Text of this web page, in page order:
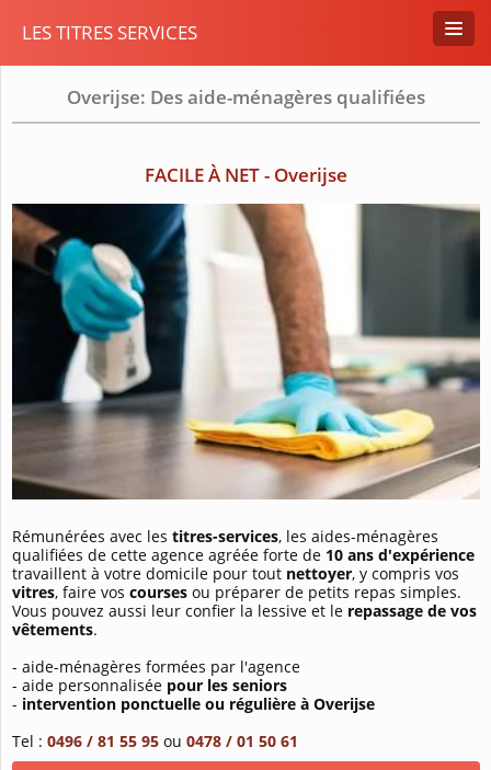
LES TITRES SERVICES
Overijse: Des aide-ménagères qualifiées
FACILE À NET - Overijse
Rémunérées avec les titres-services, les aides-ménagères
qualifiées de cette agence agréée forte de 10 ans d'expérience
travaillent à votre domicile pour tout nettoyer, y compris vos
vitres, faire vos courses ou préparer de petits repas simples.
Vous pouvez aussi leur confier la lessive et le repassage de vos
vêtements.
- aide-ménagères formées par l'agence
- aide personnalisée pour les seniors
- intervention ponctuelle ou régulière à Overijse
Tel : 0496 / 81 55 95 ou 0478 / 01 50 61